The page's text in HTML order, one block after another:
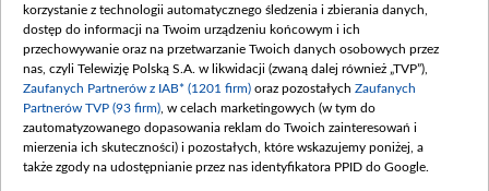
korzystanie z technologii automatycznego śledzenia i zbierania danych,
dostęp do informacji na Twoim urządzeniu końcowym i ich
przechowywanie oraz na przetwarzanie Twoich danych osobowych przez
nas, czyli Telewizję Polską S.A. w likwidacji (zwaną dalej również „TVP”),
Zaufanych Partnerów z IAB* (1201 firm) oraz pozostałych Zaufanych
Partnerów TVP (93 firm) , w celach marketingowych (w tym do
zautomatyzowanego dopasowania reklam do Twoich zainteresowań i
mierzenia ich skuteczności) i pozostałych, które wskazujemy poniżej, a
także zgody na udostępnianie przez nas identyfikatora PPID do Google.